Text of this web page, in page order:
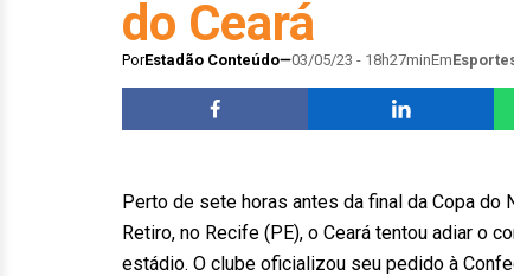
do Ceará
PorEstadão Conteúdo 03/05/23 - 18h27minEm
Perto de sete horas antes da final da Copa do
Retiro, no Recife (PE), o Ceará tentou adiar o
estádio. O clube oficializou seu pedido à